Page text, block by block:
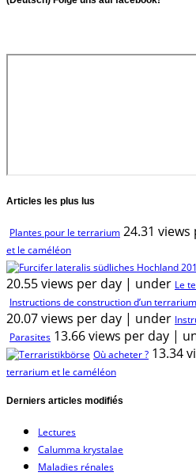
Articles les plus lus
Plantes pour le terrarium 24.31 views
et le caméléon
20.55 views per day | under Le
Instructions de construction d’un
20.07 views per day | under
Parasites 13.66 views per day |
Où acheter ? 13.34
terrarium et le caméléon
Derniers articles modifiés
Lectures
Calumma krystalae
Maladies rénales